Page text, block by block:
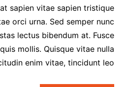
sapien vitae sapien tristique
orci urna. Sed semper nunc
lectus bibendum at. Fusce
mollis. Quisque vitae nulla
enim vitae, tincidunt leo.